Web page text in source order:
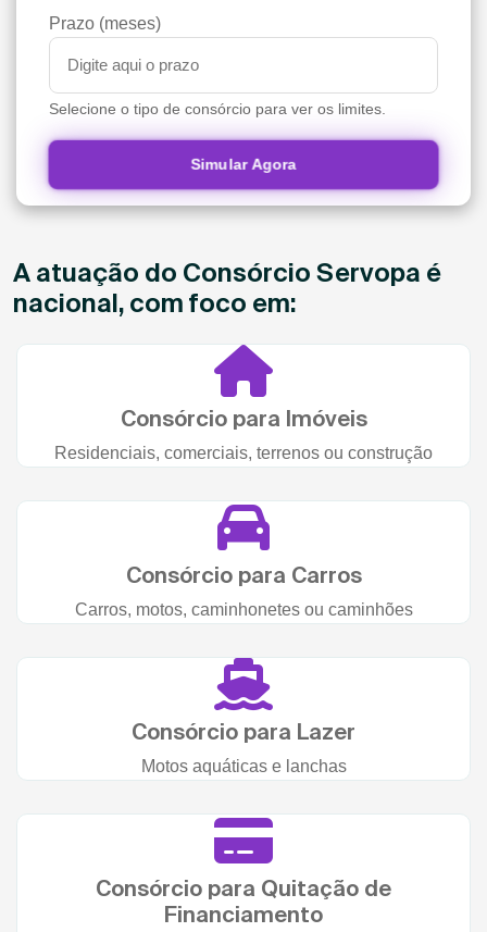
Prazo (meses)
Selecione o tipo de consórcio para ver os limites.
Simular Agora
A atuação do Consórcio Servopa é
nacional, com foco em:
Consórcio para Imóveis
Residenciais, comerciais, terrenos ou construção
Consórcio para Carros
Carros, motos, caminhonetes ou caminhões
Consórcio para Lazer
Motos aquáticas e lanchas
Consórcio para Quitação de
Financiamento